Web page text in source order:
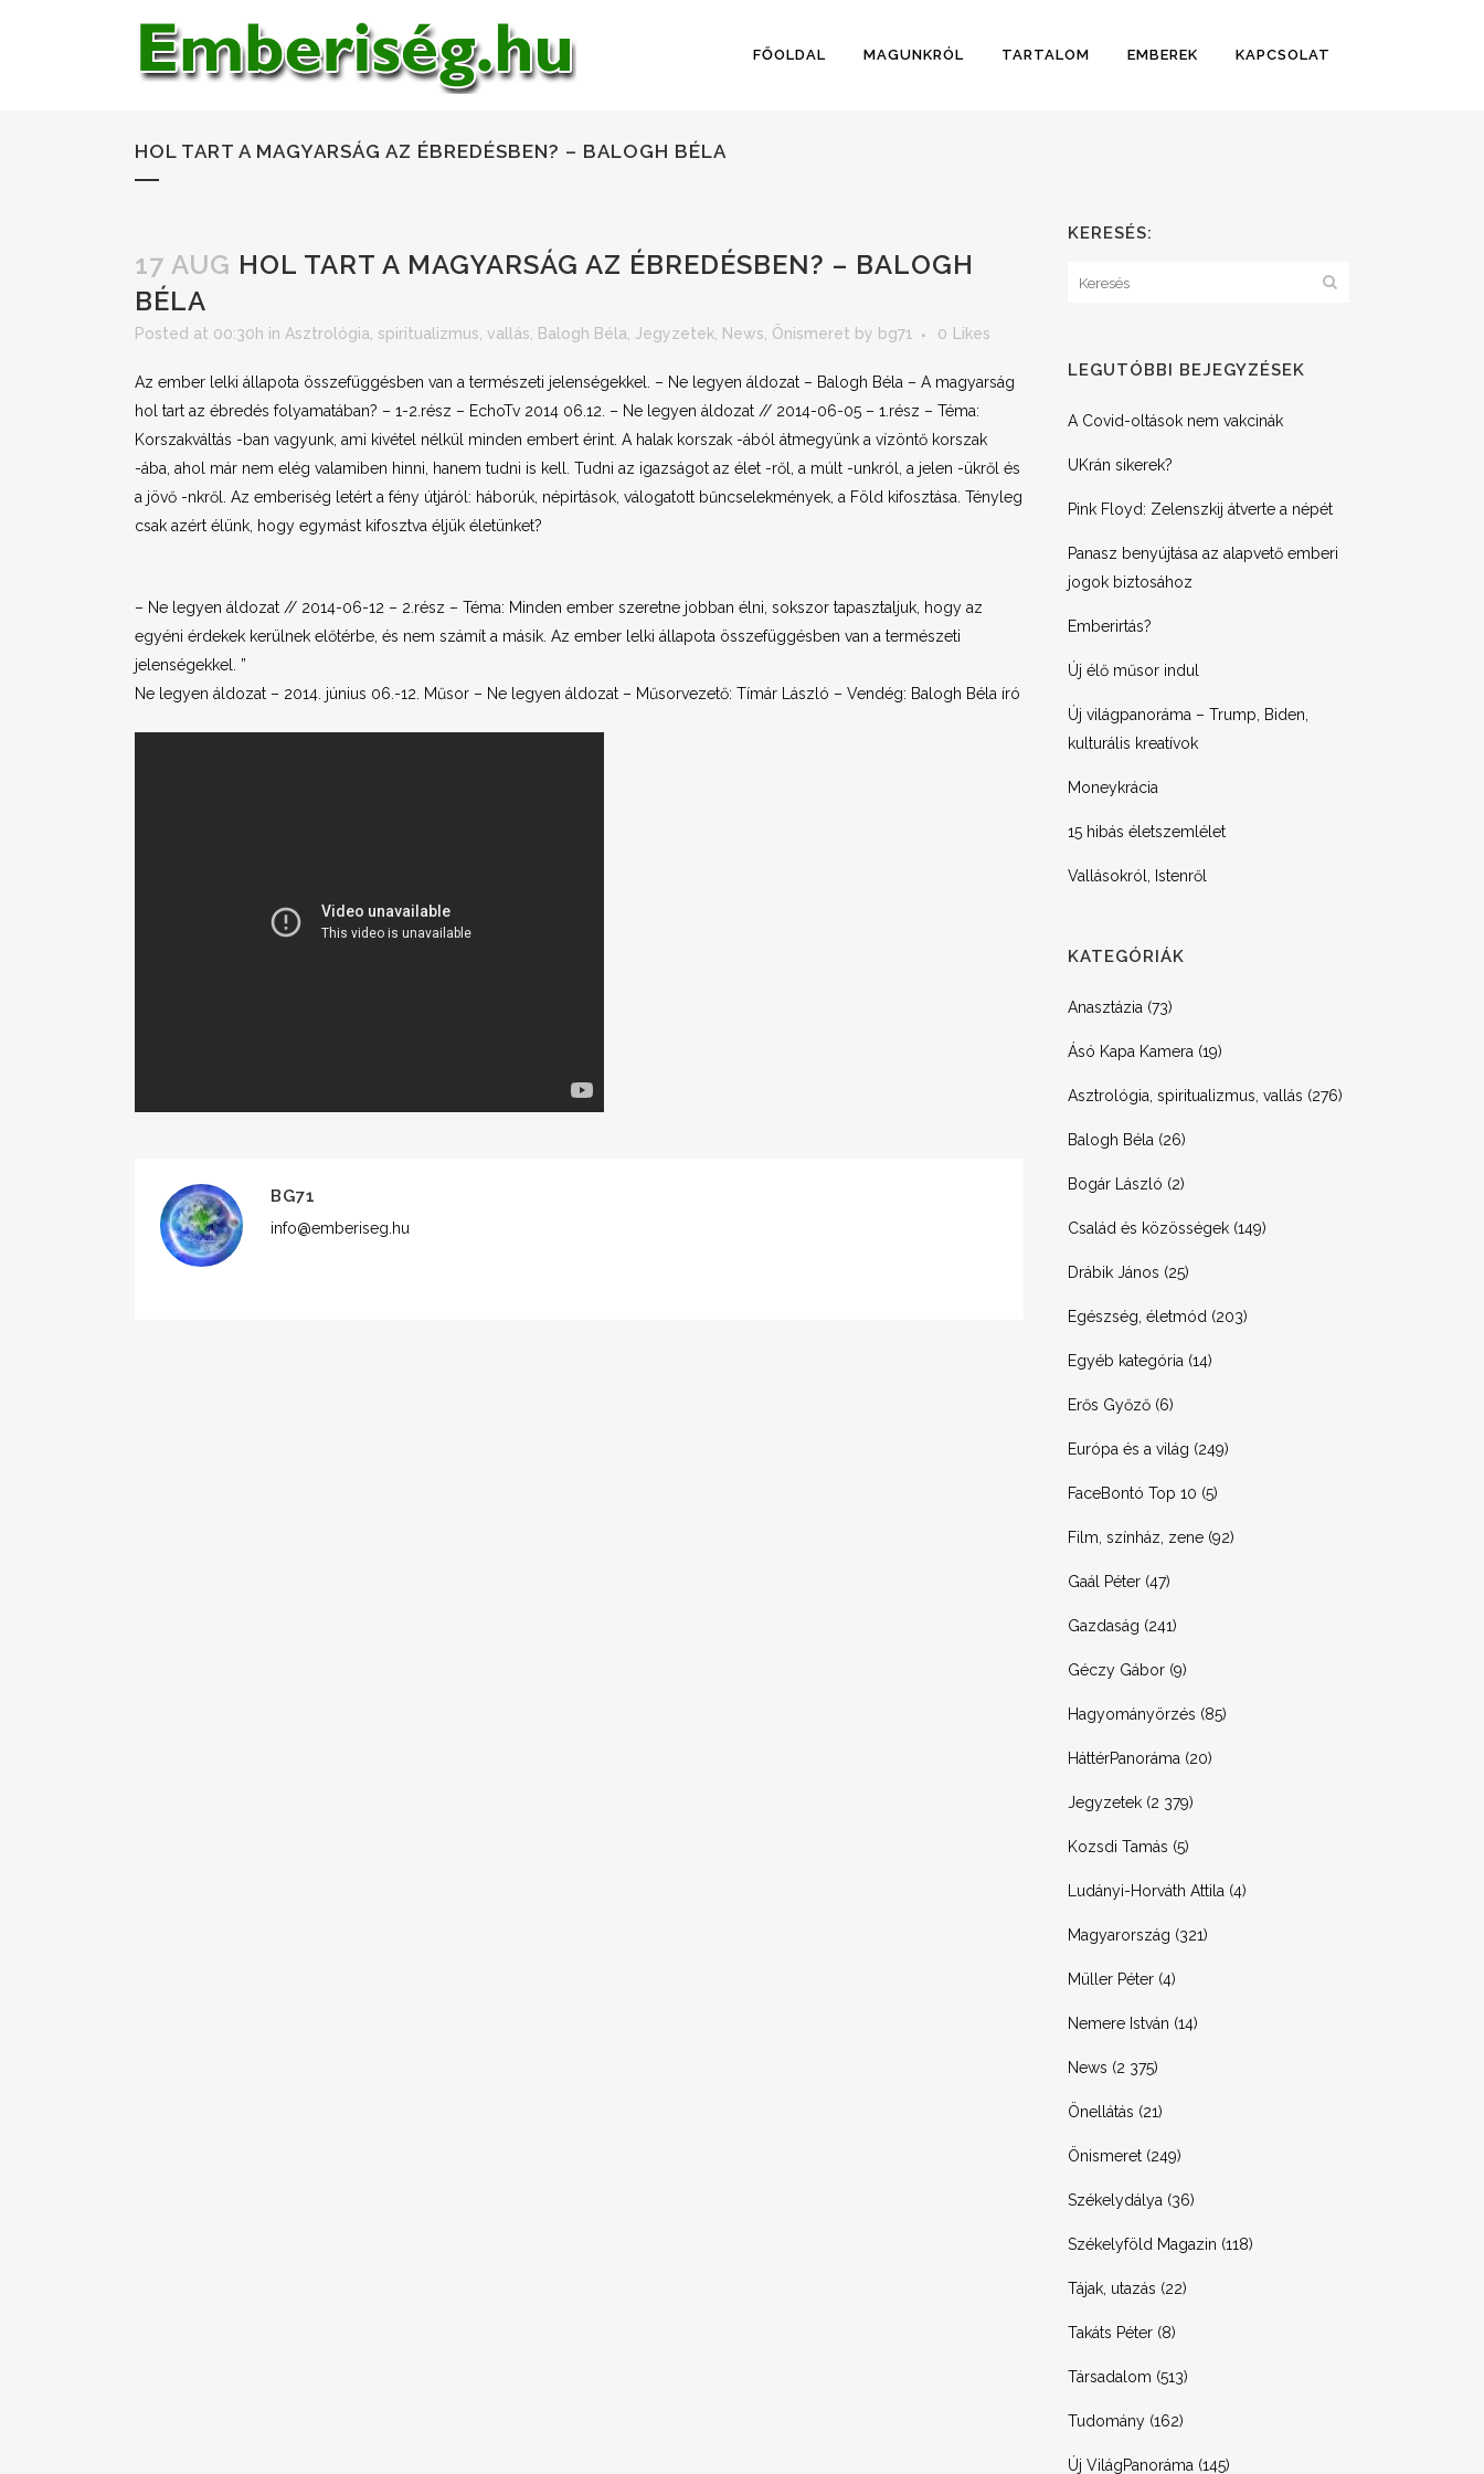
FŐOLDAL MAGUNKRÓL TARTALOM EMBEREK KAPCSOLAT
HOL TART A MAGYARSÁG AZ ÉBREDÉSBEN? – BALOGH BÉLA
17 AUG HOL TART A MAGYARSÁG AZ ÉBREDÉSBEN? – BALOGH
BÉLA
Posted at 00:30h in Asztrológia, spiritualizmus, vallás Balogh Béla Jegyzetek News Önismeret by bg71 0 Likes
Az ember lelki állapota összefüggésben van a természeti jelenségekkel. – Ne legyen áldozat – Balogh Béla – A magyarság
hol tart az ébredés folyamatában? – 1-2.rész – EchoTv 2014 06.12. – Ne legyen áldozat // 2014-06-05 – 1.rész – Téma:
Korszakváltás -ban vagyunk, ami kivétel nélkül minden embert érint. A halak korszak -ából átmegyünk a vízöntő korszak
-ába, ahol már nem elég valamiben hinni, hanem tudni is kell. Tudni az igazságot az élet -ről, a múlt -unkról, a jelen -ükről és
a jövő -nkről. Az emberiség letért a fény útjáról: háborúk, népirtások, válogatott bűncselekmények, a Föld kifosztása. Tényleg
csak azért élünk, hogy egymást kifosztva éljük életünket?
– Ne legyen áldozat // 2014-06-12 – 2.rész – Téma: Minden ember szeretne jobban élni, sokszor tapasztaljuk, hogy az
egyéni érdekek kerülnek előtérbe, és nem számít a másik. Az ember lelki állapota összefüggésben van a természeti
jelenségekkel. ”
Ne legyen áldozat – 2014. június 06.-12. Műsor – Ne legyen áldozat – Műsorvezető: Tímár László – Vendég: Balogh Béla író
BG71
info@emberiseg.hu
KERESÉS:
LEGUTÓBBI BEJEGYZÉSEK
A Covid-oltások nem vakcinák
UKrán sikerek?
Pink Floyd: Zelenszkij átverte a népét
Panasz benyújtása az alapvető emberi
jogok biztosához
Emberirtás?
Új élő műsor indul
Új világpanoráma – Trump, Biden,
kulturális kreatívok
Moneykrácia
15 hibás életszemlélet
Vallásokról, Istenről
KATEGÓRIÁK
Anasztázia (73)
Ásó Kapa Kamera (19)
Asztrológia, spiritualizmus, vallás (276)
Balogh Béla (26)
Bogár László (2)
Család és közösségek (149)
Drábik János (25)
Egészség, életmód (203)
Egyéb kategória (14)
Erős Győző (6)
Európa és a világ (249)
FaceBontó Top 10 (5)
Film, színház, zene (92)
Gaál Péter (47)
Gazdaság (241)
Géczy Gábor (9)
Hagyományörzés (85)
HáttérPanoráma (20)
Jegyzetek (2 379)
Kozsdi Tamás (5)
Ludányi-Horváth Attila (4)
Magyarország (321)
Müller Péter (4)
Nemere István (14)
News (2 375)
Önellátás (21)
Önismeret (249)
Székelydálya (36)
Székelyföld Magazin (118)
Tájak, utazás (22)
Takáts Péter (8)
Társadalom (513)
Tudomány (162)
Új VilágPanoráma (145)